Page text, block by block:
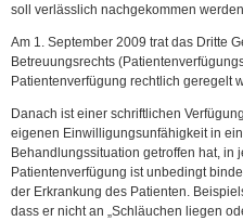
soll verlässlich nachgekommen
Am 1. September 2009 trat das Dritte
Betreuungsrechts
Patientenverfügung rechtlich geregelt
Danach ist einer schriftlichen
eigenen Einwilligungsunfähigkeit in
Behandlungssituation getroffen hat, in
Patientenverfügung ist unbedingt
der Erkrankung des Patienten.
dass er nicht an „Schläuchen liegen